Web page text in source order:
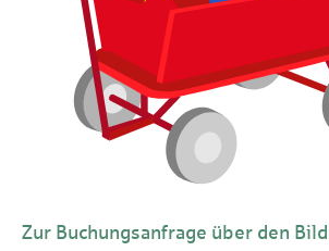
Zur Buchungsanfrage über den